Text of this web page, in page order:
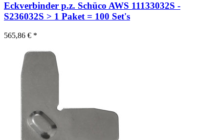
Eckverbinder p.z. Schüco AWS 11133032S -
S236032S > 1 Paket = 100 Set's
565,86 € *